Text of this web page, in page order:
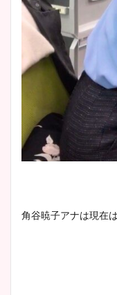
角谷暁子アナは現在